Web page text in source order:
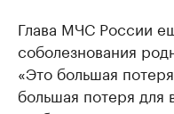
Глава МЧС России
соболезнования
«Это большая
большая потеря для